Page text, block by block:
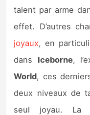
talent par arme
effet. D’autres
joyaux, en
dans Iceborne,
World, ces
deux niveaux de
seul joyau. La